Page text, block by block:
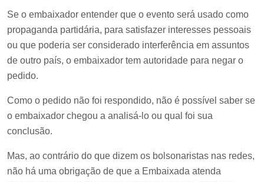
Se o embaixador entender que o evento será usado como
propaganda partidária, para satisfazer interesses pessoais
ou que poderia ser considerado interferência em assuntos
de outro país, o embaixador tem autoridade para negar o
pedido.
Como o pedido não foi respondido, não é possível saber se
o embaixador chegou a analisá-lo ou qual foi sua
conclusão.
Mas, ao contrário do que dizem os bolsonaristas nas redes,
não há uma obrigação de que a Embaixada atenda